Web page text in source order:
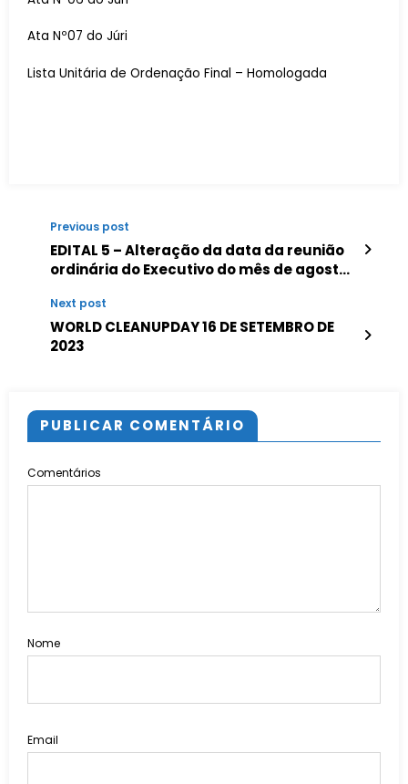
Ata Nº07 do Júri
Lista Unitária de Ordenação Final – Homologada
Previous post
EDITAL 5 – Alteração da data da reunião
ordinária do Executivo do mês de agosto
Next post
WORLD CLEANUPDAY 16 DE SETEMBRO DE
2023
PUBLICAR COMENTÁRIO
Comentários
Nome
Email